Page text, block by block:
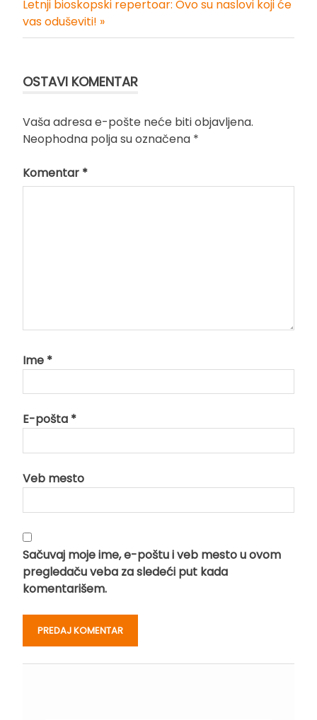
članka
Letnji bioskopski repertoar: Ovo su naslovi koji će
vas oduševiti! »
OSTAVI KOMENTAR
Vaša adresa e-pošte neće biti objavljena.
Neophodna polja su označena *
Komentar *
Ime *
E-pošta *
Veb mesto
Sačuvaj moje ime, e-poštu i veb mesto u ovom
pregledaču veba za sledeći put kada
komentarišem.